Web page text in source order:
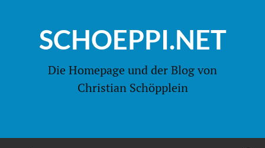
springenSCHOEPPI.NET
Die Homepage und der Blog von
Christian Schöpplein